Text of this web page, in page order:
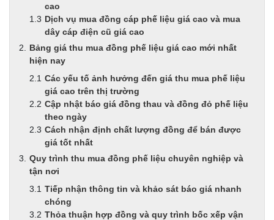
cao
Dịch vụ mua đồng cáp phế liệu giá cao và mua
dây cáp điện cũ giá cao
Bảng giá thu mua đồng phế liệu giá cao mới nhất
hiện nay
Các yếu tố ảnh hưởng đến giá thu mua phế liệu
giá cao trên thị trường
Cập nhật báo giá đồng thau và đồng đỏ phế liệu
theo ngày
Cách nhận định chất lượng đồng để bán được
giá tốt nhất
Quy trình thu mua đồng phế liệu chuyên nghiệp và
tận nơi
Tiếp nhận thông tin và khảo sát báo giá nhanh
chóng
Thỏa thuận hợp đồng và quy trình bốc xếp vận